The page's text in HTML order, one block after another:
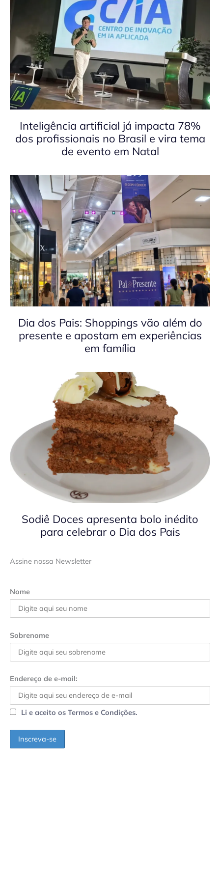
Inteligência artificial já impacta 78%
dos profissionais no Brasil e vira tema
de evento em Natal
Dia dos Pais: Shoppings vão além do
presente e apostam em experiências
em família
Sodiê Doces apresenta bolo inédito
para celebrar o Dia dos Pais
Assine nossa Newsletter
Nome
Sobrenome
Endereço de e-mail:
Li e aceito os Termos e Condições.